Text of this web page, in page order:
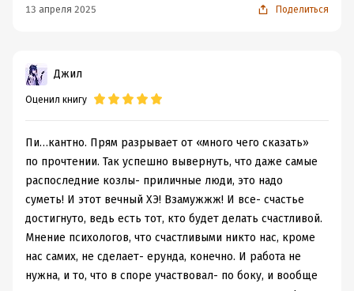
лирический герой положителен оооочень условно. Но
Батюшки, какие они все неприятные.
Особенную подлянку, кстати, я ожидаю от главного
героя, вроде такой показушно "не такой", а сам отлично
пользовался этим, да еще тишком дружбанов своих
кинул в споре (ибо все его знаки внимания, хоть и
анонимные, невозможно не считать нарушением
нейтралитета). Да и само участие в споре даже самое
пассивное, уже говорит о нем как о личности
сомнительных душевных качеств. И его финальные
заявления типа "фиг с ней, с работой; замужество, дом,
дети", как-то навевают мысли о крепостном праве и
13 апреля 2025 Поделиться
Джил
Оценил книгу
Пи…кантно. Прям разрывает от «много чего сказать»
по прочтении. Так успешно вывернуть, что даже самые
распоследние козлы- приличные люди, это надо
суметь! И этот вечный ХЭ! Взамужжж! И все- счастье
достигнуто, ведь есть тот, кто будет делать счастливой.
Мнение психологов, что счастливыми никто нас, кроме
нас самих, не сделает- ерунда, конечно. И работа не
нужна, и то, что в споре участвовал- по боку, и вообще